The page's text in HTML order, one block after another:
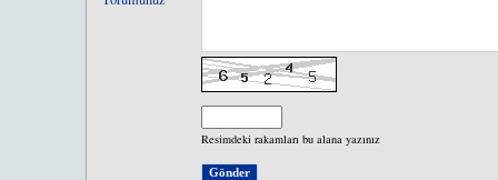
Resimdeki rakamları bu alana yazınız